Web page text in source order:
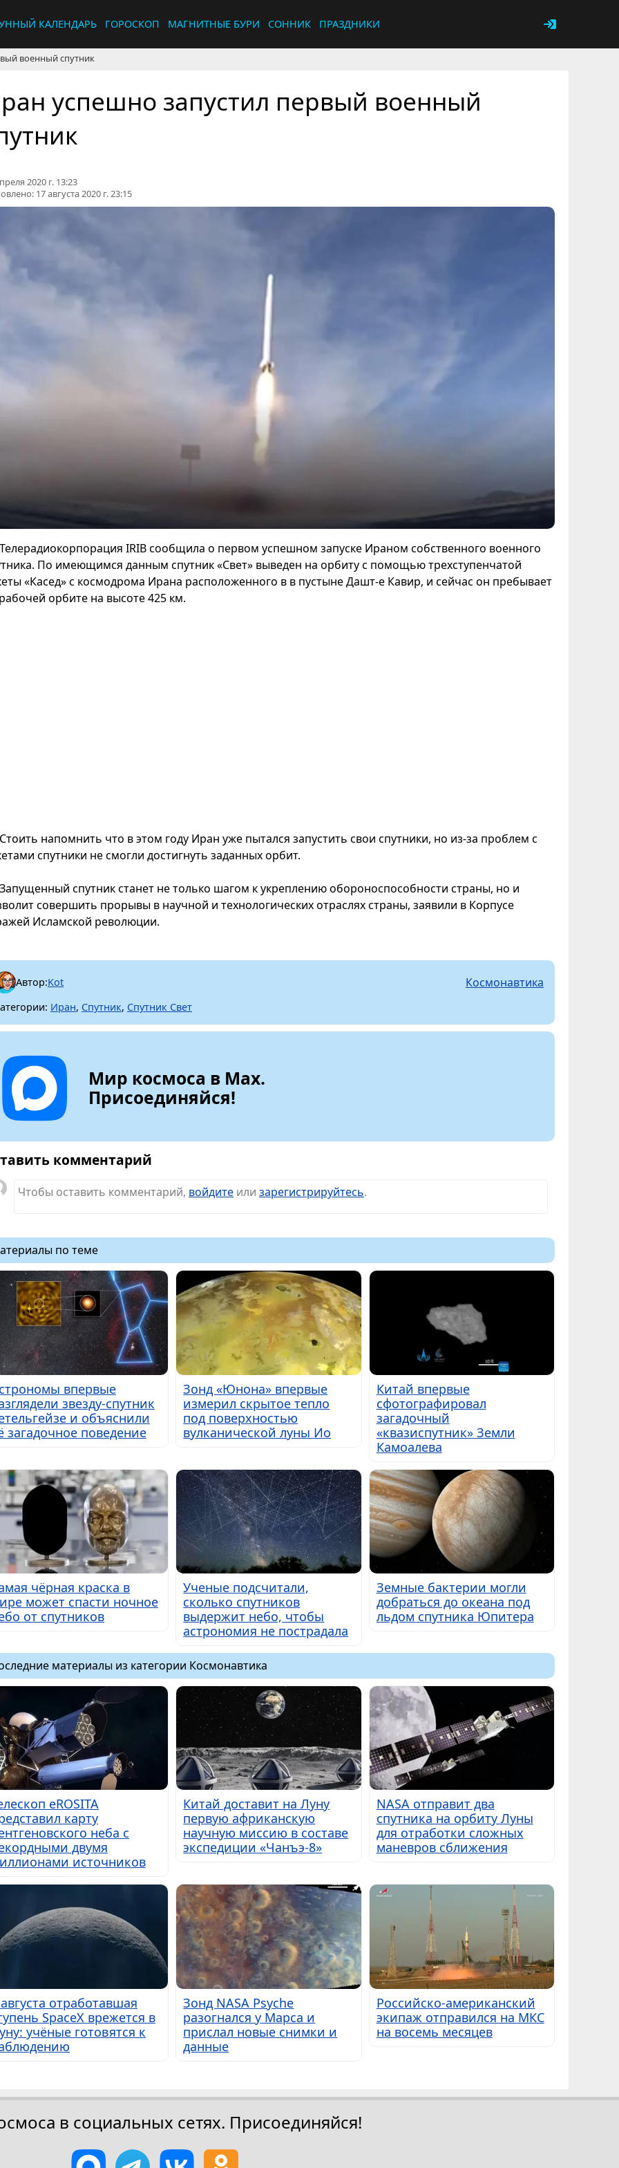
КАЛЕНДАРЬ ГОРОСКОП МАГНИТНЫЕ БУРИ СОННИК ПРАЗДНИКИ
военный спутник
успешно запустил первый военный
2020 г. 13:23
17 августа 2020 г. 23:15
Телерадиокорпорация IRIB сообщила о первом успешном запуске Ираном собственного военного
По имеющимся данным спутник «Свет» выведен на орбиту с помощью трехступенчатой
«Касед» с космодрома Ирана расположенного в в пустыне Дашт-е Кавир, и сейчас он пребывает
орбите на высоте 425 км.
Стоить напомнить что в этом году Иран уже пытался запустить свои спутники, но из-за проблем с
спутники не смогли достигнуть заданных орбит.
Запущенный спутник станет не только шагом к укреплению обороноспособности страны, но и
совершить прорывы в научной и технологических отраслях страны, заявили в Корпусе
Исламской революции.
Автор:Kot Космонавтика
Иран, Спутник, Спутник Свет
Мир космоса в Max.
Присоединяйся!
комментарий
Чтобы оставить комментарий, войдите или зарегистрируйтесь.
по теме
впервые
звезду-спутник
и объяснили
загадочное поведение
Зонд «Юнона» впервые
измерил скрытое тепло
под поверхностью
вулканической луны Ио
Китай впервые
сфотографировал
загадочный
«квазиспутник» Земли
Камоалева
чёрная краска в
может спасти ночное
от спутников
Ученые подсчитали,
сколько спутников
выдержит небо, чтобы
астрономия не пострадала
Земные бактерии могли
добраться до океана под
льдом спутника Юпитера
материалы из категории Космонавтика
eROSITA
карту
неба с
двумя
источников
Китай доставит на Луну
первую африканскую
научную миссию в составе
экспедиции «Чанъэ-8»
NASA отправит два
спутника на орбиту Луны
для отработки сложных
маневров сближения
отработавшая
SpaceX врежется в
учёные готовятся к
Зонд NASA Psyche
разогнался у Марса и
прислал новые снимки и
данные
Российско-американский
экипаж отправился на МКС
на восемь месяцев
в социальных сетях. Присоединяйся!